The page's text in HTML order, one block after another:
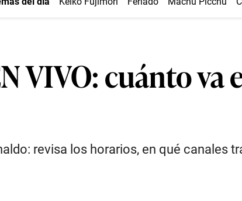
VIVO: cuánto
revisa los horarios, en qué canales